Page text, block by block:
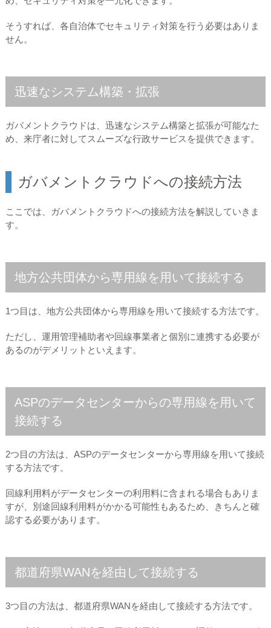
そうすれば、各自治体でセキュリティ対策を行う必要はありま
せん。
迅速なシステム構築・拡張
ガバメントクラウドは、迅速なシステム構築と拡張が可能なた
め、来庁者に対してスムーズな行政サービスを提供できます。
ガバメントクラウドへの接続方法
ここでは、ガバメントクラウドへの接続方法を解説していきま
す。
地方公共団体から専用線を用いて接続する
1つ目は、地方公共団体から専用線を用いて接続する方法です。
ただし、運用管理補助者や回線事業者と個別に連携する必要が
あるのがデメリットといえます。
ASPのデータセンターからの専用線を用いて
接続する
2つ目の方法は、ASPのデータセンターから専用線を用いて接続
する方法です。
回線利用料がデータセンターの利用料に含まれる場合もありま
すが、別途回線利用料がかかる可能性もあるため、きちんと確
認する必要があります。
都道府県WANを経由して接続する
3つ目の方法は、都道府県WANを経由して接続する方法です。